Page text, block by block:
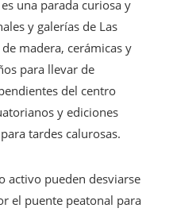
una parada curiosa y
y galerías de Las
madera, cerámicas y
para llevar de
del centro
y ediciones
tardes calurosas.
activo pueden desviarse
el puente peatonal para